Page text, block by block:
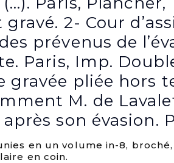
2- Cour
prévenus de
Paris, Imp.
gravée pliée hors
M. de
son évasion.
en un volume in-8,
en coin.